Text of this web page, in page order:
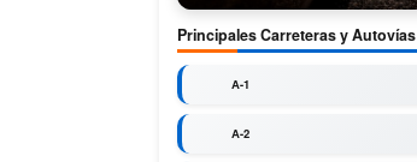
Principales Carreteras y Autovías
A-1
A-2